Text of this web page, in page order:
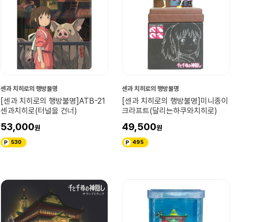
센과 치히로의 행방불명
[센과 치히로의 행방불명]ATB-21
센과치히로(터널을 건너)
53,000
530
센과 치히로의 행방불명
[센과 치히로의 행방불명]미니종이
크라프트(달리는하쿠와치히로)
49,500
495